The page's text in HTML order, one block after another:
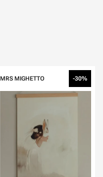
MRS MIGHETTO -30%